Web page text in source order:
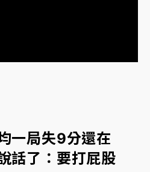
注的四大重點
新高 前7月獲利成長6%
！少東涉洗錢遭收押 戴手銬
一局失9分還在
話了：要打屁股